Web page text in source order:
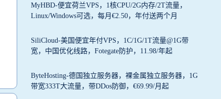
MyHBD-便宜荷兰VPS，1核CPU/2G内存/2T流量，
Linux/Windows可选，每月€2.50，年付送两个月
SiliCloud-美国便宜年付VPS，1C/1G/1T流量@1G带
宽，中国优化线路，Fotegate防护，11.98/年起
ByteHosting-德国独立服务器，裸金属独立服务器，1G
带宽333T大流量，带DDos防御，€69.99/月起